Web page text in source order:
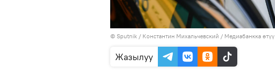
© Sputnik / Константин Михальчевский / Медиабанкка өтүү
Жазылуу